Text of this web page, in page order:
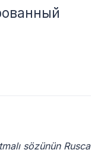
sözünün Rusca